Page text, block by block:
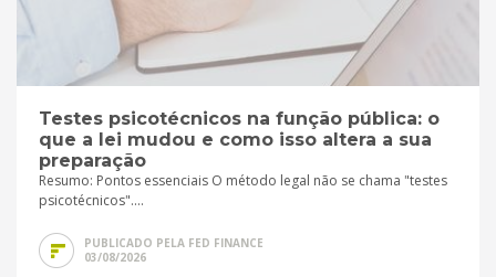
Testes psicotécnicos na função pública: o
que a lei mudou e como isso altera a sua
preparação
Resumo: Pontos essenciais O método legal não se chama "testes
psicotécnicos"....
PUBLICADO PELA FED FINANCE
03/08/2026